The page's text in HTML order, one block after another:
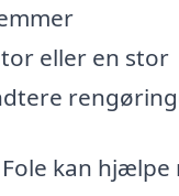
eller en stor
kan hjælpe